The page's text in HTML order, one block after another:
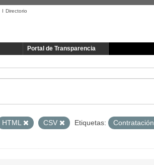
Directorio
Portal de Transparencia
HTML CSV Etiquetas: Contratación